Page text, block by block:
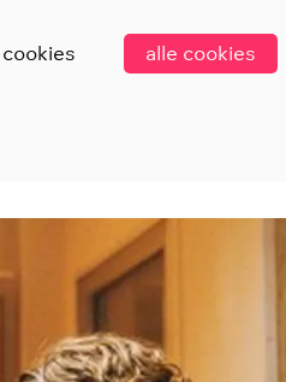
alle cookies